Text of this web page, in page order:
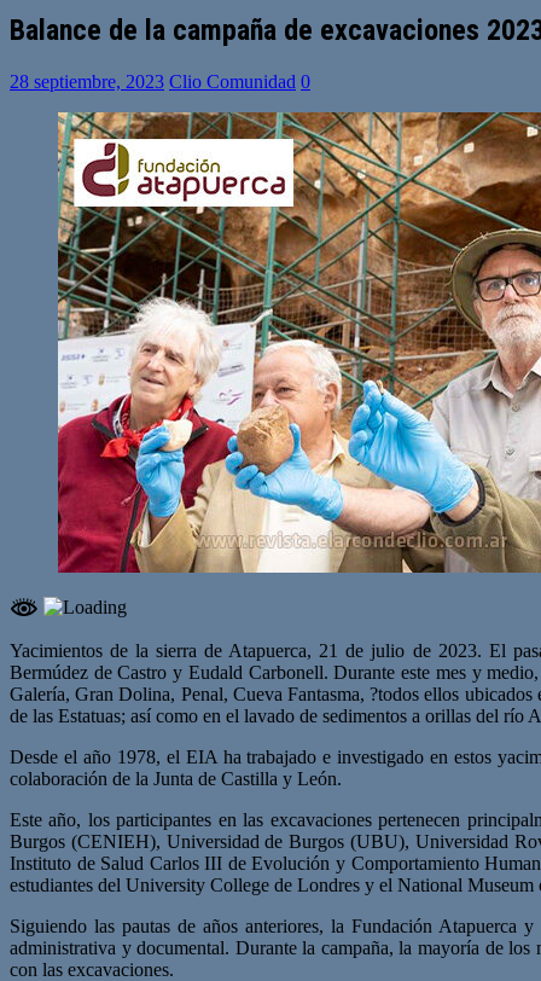
Balance de la campaña de excavaciones
28 septiembre, 2023 Clio Comunidad 0
Yacimientos de la sierra de Atapuerca, 21 de julio de 2023. El
Bermúdez de Castro y Eudald Carbonell. Durante este mes y
Galería, Gran Dolina, Penal, Cueva Fantasma, ?todos ellos
de las Estatuas; así como en el lavado de sedimentos a orillas del río
Desde el año 1978, el EIA ha trabajado e investigado en estos
colaboración de la Junta de Castilla y León.
Este año, los participantes en las excavaciones pertenecen
Burgos (CENIEH), Universidad de Burgos (UBU), Universidad
Instituto de Salud Carlos III de Evolución y Comportamiento
estudiantes del University College de Londres y el National
Siguiendo las pautas de años anteriores, la Fundación Atapuerca
administrativa y documental. Durante la campaña, la mayoría de
con las excavaciones.